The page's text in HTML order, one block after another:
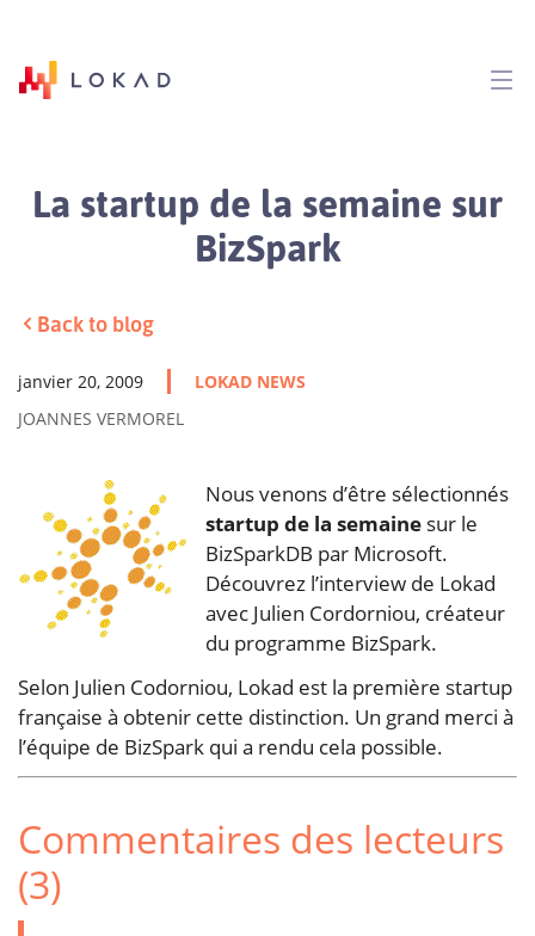
La startup de la semaine sur
BizSpark
Back to blog
janvier 20, 2009
LOKAD NEWS
JOANNES VERMOREL
Nous venons d’être sélectionnés
startup de la semaine sur le
BizSparkDB par Microsoft.
Découvrez l’interview de Lokad
avec Julien Cordorniou, créateur
du programme BizSpark.
Selon Julien Codorniou, Lokad est la première startup
française à obtenir cette distinction. Un grand merci à
l’équipe de BizSpark qui a rendu cela possible.
Commentaires des lecteurs
(3)